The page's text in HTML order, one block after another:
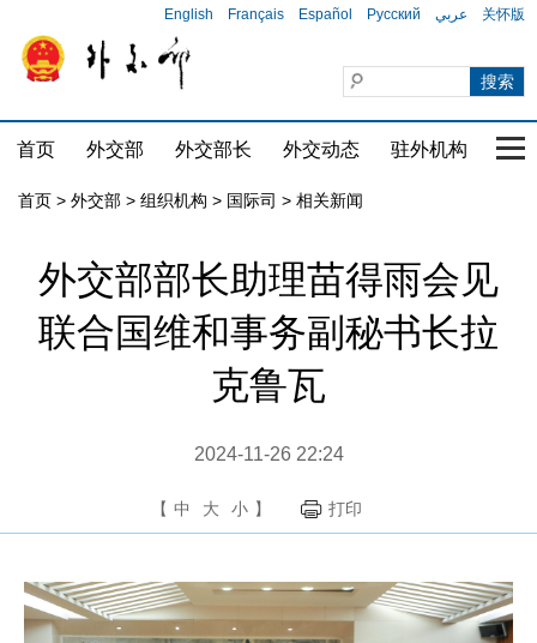
English Français Español Русский عربي 关怀版
首页 外交部 外交部长 外交动态 驻外机构 国
首页 > 外交部 > 组织机构 > 国际司 > 相关新闻
外交部部长助理苗得雨会见
联合国维和事务副秘书长拉
克鲁瓦
2024-11-26 22:24
【 中 大 小 】 打印